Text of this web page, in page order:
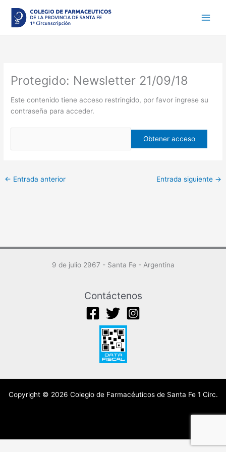
contenido
Protegido: Newsletter 21/09/18
Este contenido tiene acceso restringido, por favor ingrese su
contraseña para acceder.
← Entrada anterior Entrada siguiente →
9 de julio 2967 - Santa Fe - Argentina
Contáctenos
Copyright © 2026 Colegio de Farmacéuticos de Santa Fe 1 Circ.